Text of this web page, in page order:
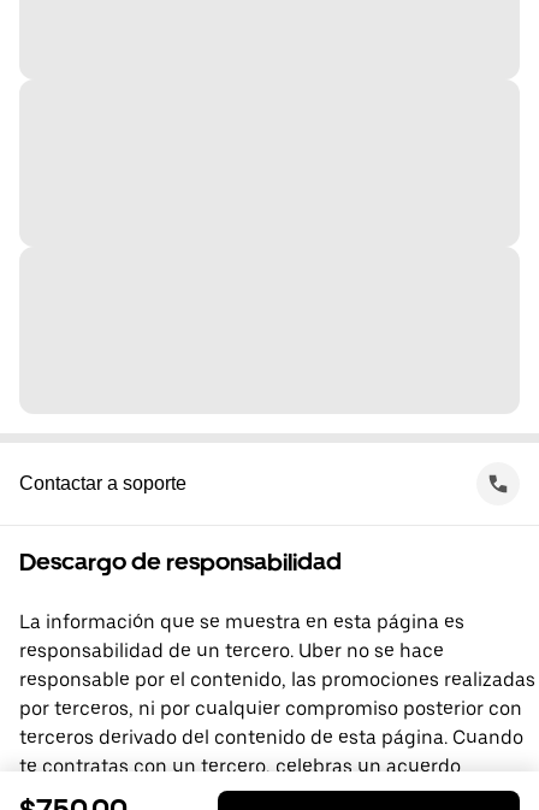
Contactar a soporte
Descargo de responsabilidad
La información que se muestra en esta página es
responsabilidad de un tercero. Uber no se hace
responsable por el contenido, las promociones realizadas
por terceros, ni por cualquier compromiso posterior con
terceros derivado del contenido de esta página. Cuando
te contratas con un tercero, celebras un acuerdo
directamente con él, del que Uber no forma parte. Si